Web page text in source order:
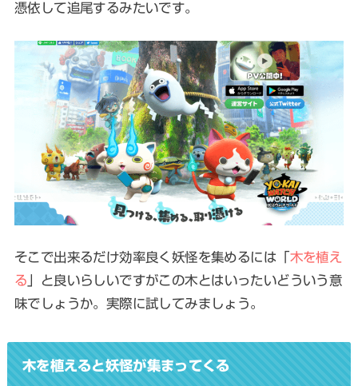
憑依して追尾するみたいです。
そこで出来るだけ効率良く妖怪を集めるには「木を植え
る 」と良いらしいですがこの木とはいったいどういう意
味でしょうか。実際に試してみましょう。
木を植えると妖怪が集まってくる